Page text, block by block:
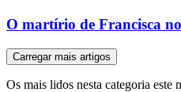
O martírio de Francisca
Carregar mais artigos
Os mais lidos nesta categoria este